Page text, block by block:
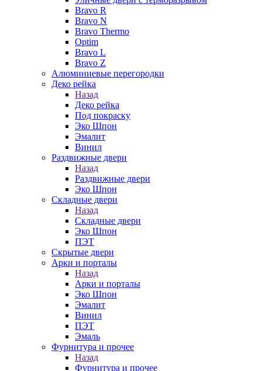
Bravo R
Bravo N
Bravo Thermo
Optim
Bravo L
Bravo Z
Алюминиевые перегородки
Деко рейка
Назад
Деко рейка
Под покраску
Эко Шпон
Эмалит
Винил
Раздвижные двери
Назад
Раздвижные двери
Эко Шпон
Складные двери
Назад
Складные двери
Эко Шпон
ПЭТ
Скрытые двери
Арки и порталы
Назад
Арки и порталы
Эко Шпон
Эмалит
Винил
ПЭТ
Эмаль
Фурнитура и прочее
Назад
Фурнитура и прочее